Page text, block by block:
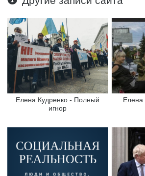
Елена Кудренко - Полный
игнор